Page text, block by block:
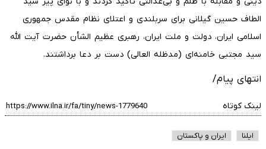
الطاف حسین گیلانی برای سربلندی و اعتلای نظام مقدس جمهوری
اسلامی ایران، دولت و ملت ایران، رهبری عظیم الشأن حضرت آیت الله
سید مجتبی خامنه‌ای (مدظله العالی) دست بر دعا برداشتند.
انتهای پیام/
لینک کوتاه
ایلنا ایران و پاکستان